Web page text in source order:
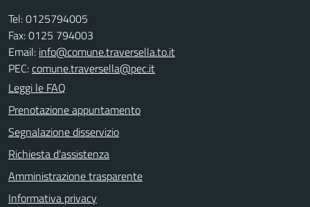
Tel: 0125794005
Fax: 0125 794003
Email: info@comune.traversella.to.it
PEC:comune.traversella@pec.it
Leggi le FAQ
Prenotazione appuntamento
Segnalazione disservizio
Richiesta d'assistenza
Amministrazione trasparente
Informativa privacy